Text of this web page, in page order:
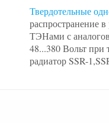
Твердотельные
распространение
ТЭНами с
48...380 Вольт при
радиатор SSR-